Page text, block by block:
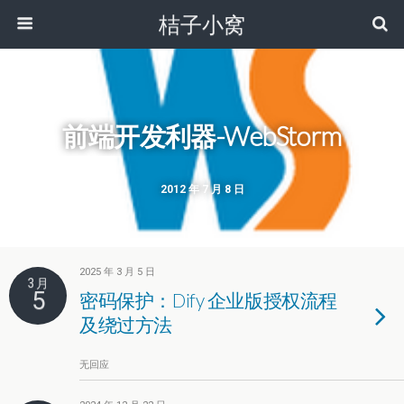
桔子小窝
2012 年 7 月 8 日
前端开发利器-WebStorm
3 月
5
2025 年 3 月 5 日
密码保护：Dify 企业版授权流程
及绕过方法
无回应